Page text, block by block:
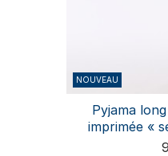
NOUVEAU
Pyjama
imprimée «